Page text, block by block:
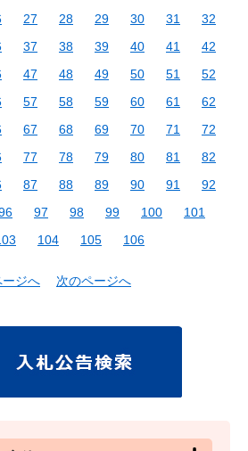
27 28 29 30 31
32
37 38 39 40 41
42
47 48 49 50 51
52
57 58 59 60 61
62
67 68 69 70 71
72
77 78 79 80 81
82
87 88 89 90 91
92
97 98 99 100
101
104 105 106
ジへ 次のページへ